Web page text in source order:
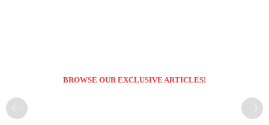
BROWSE OUR EXCLUSIVE ARTICLES!